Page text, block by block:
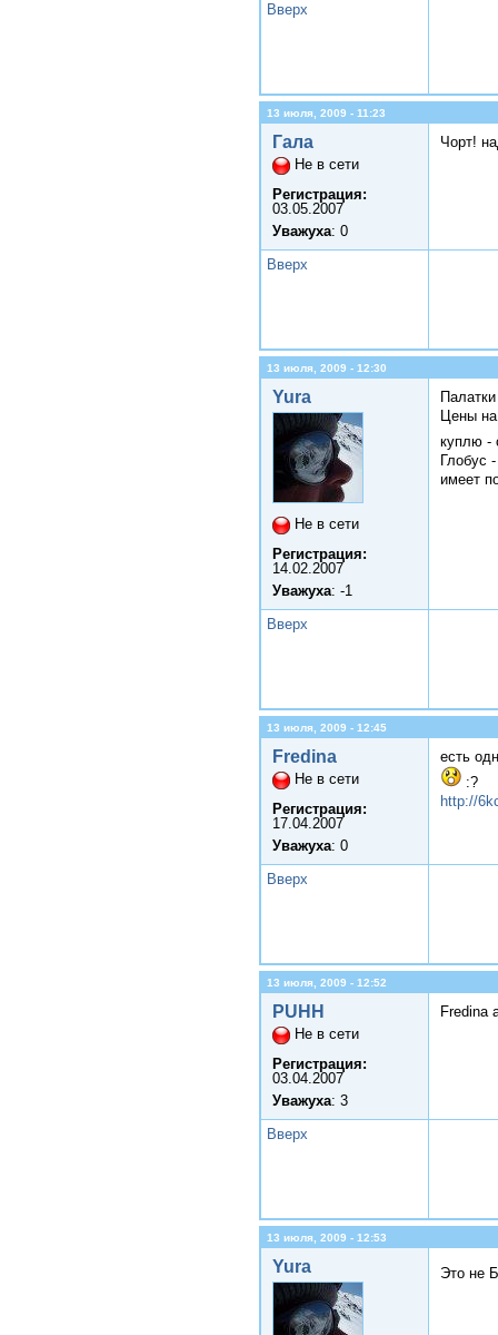
Вверх
13 июля, 2009 - 11:23
Гала
Не в сети
Регистрация:
03.05.2007
Уважуха: 0
Чорт!
Вверх
13 июля, 2009 - 12:30
Yura
Не в сети
Регистрация:
14.02.2007
Уважуха: -1
Цены
куплю -
Глобус
имеет
Вверх
13 июля, 2009 - 12:45
Fredina
Не в сети
Регистрация:
17.04.2007
Уважуха: 0
есть
:?
http://
Вверх
13 июля, 2009 - 12:52
PUHH
Не в сети
Регистрация:
03.04.2007
Уважуха: 3
Fredina
Вверх
13 июля, 2009 - 12:53
Yura Это не